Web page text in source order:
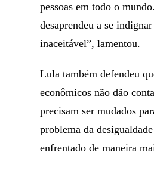
pessoas em todo o
desaprendeu a se
inaceitável”, lamentou.
Lula também defendeu
econômicos não dão
precisam ser mudados
problema da
enfrentado de maneira